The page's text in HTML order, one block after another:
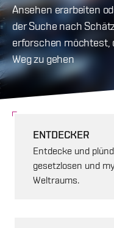
Ansehen erarbeiten
der Suche nach
erforschen möchtest,
Weg zu gehen
ENTDECKER
Entdecke und
gesetzlosen und
Weltraums.